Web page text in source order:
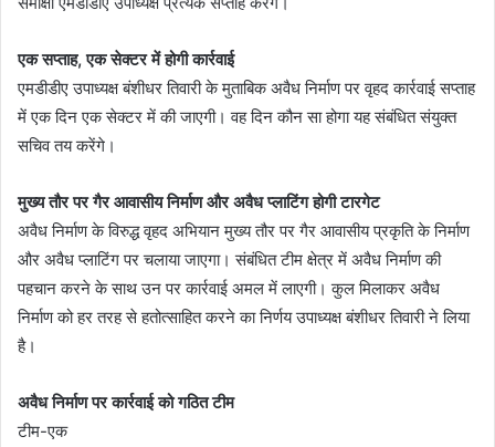
एक सप्ताह, एक सेक्टर में होगी कार्रवाई
एमडीडीए उपाध्यक्ष बंशीधर तिवारी के मुताबिक अवैध निर्माण पर वृहद कार्रवाई सप्ताह
में एक दिन एक सेक्टर में की जाएगी। वह दिन कौन सा होगा यह संबंधित संयुक्त
सचिव तय करेंगे।
मुख्य तौर पर गैर आवासीय निर्माण और अवैध प्लाटिंग होगी टारगेट
अवैध निर्माण के विरुद्ध वृहद अभियान मुख्य तौर पर गैर आवासीय प्रकृति के निर्माण
और अवैध प्लाटिंग पर चलाया जाएगा। संबंधित टीम क्षेत्र में अवैध निर्माण की
पहचान करने के साथ उन पर कार्रवाई अमल में लाएगी। कुल मिलाकर अवैध
निर्माण को हर तरह से हतोत्साहित करने का निर्णय उपाध्यक्ष बंशीधर तिवारी ने लिया
है।
अवैध निर्माण पर कार्रवाई को गठित टीम
टीम-एक